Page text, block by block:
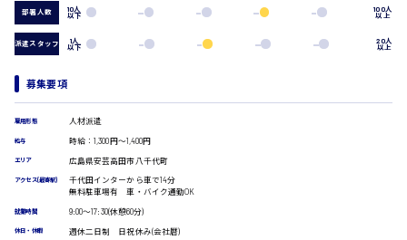
介護職
看護師
一般事務
総務事務
経理事務
受付事務
医療事務
広島市安佐南区
時給1400円～
部署人数 10人
以下
100人
以上
派遣スタッフ 1人
以下
20人
以上
募集要項
雇用形態 人材派遣
給与 時給：1,300円～1,400円
エリア 広島県安芸高田市八千代町
アクセス(最寄駅)
千代田インターから車で14分
無料駐車場有 車・バイク通勤OK
就業時間 9:00〜17:30(休憩60分)
休日・休暇 週休二日制 日祝休み(会社暦)